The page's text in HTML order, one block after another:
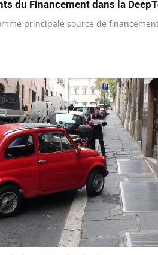
du Financement dans la
principale source de